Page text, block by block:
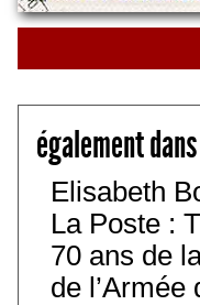
également
Elisabeth
La Poste :
70 ans de
de l’Armée